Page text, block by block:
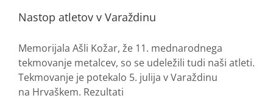
Nastop atletov v Varaždinu
Memorijala Ašli Kožar, že 11. mednarodnega
tekmovanje metalcev, so se udeležili tudi naši atleti.
Tekmovanje je potekalo 5. julija v Varaždinu
na Hrvaškem. Rezultati